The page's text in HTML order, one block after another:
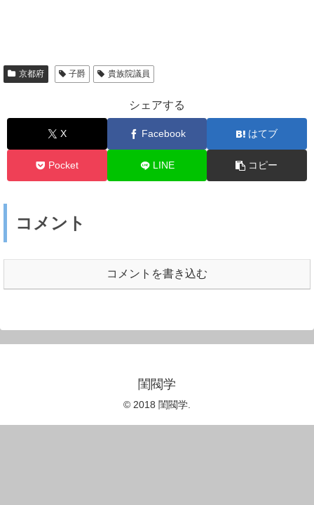
京都府 子爵 貴族院議員
シェアする
X Facebook はてブ
Pocket LINE コピー
コメント
コメントを書き込む
閨閥学
© 2018 閨閥学.